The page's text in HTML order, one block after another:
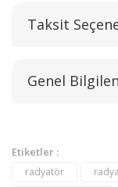
Taksit
Genel
Etiketler :
radyatör